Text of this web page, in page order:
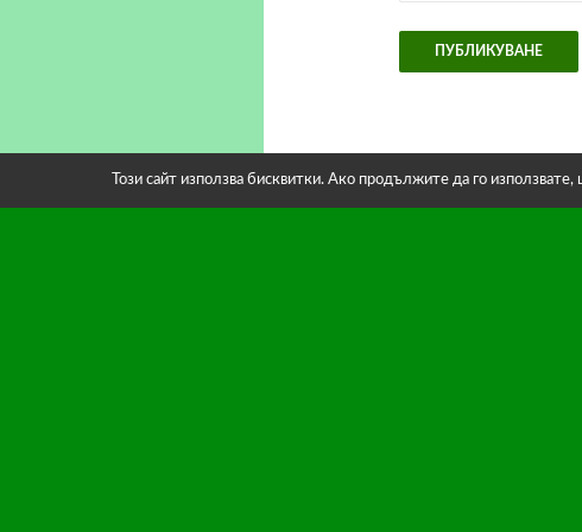
Този сайт използва бисквитки. Ако продължите да го